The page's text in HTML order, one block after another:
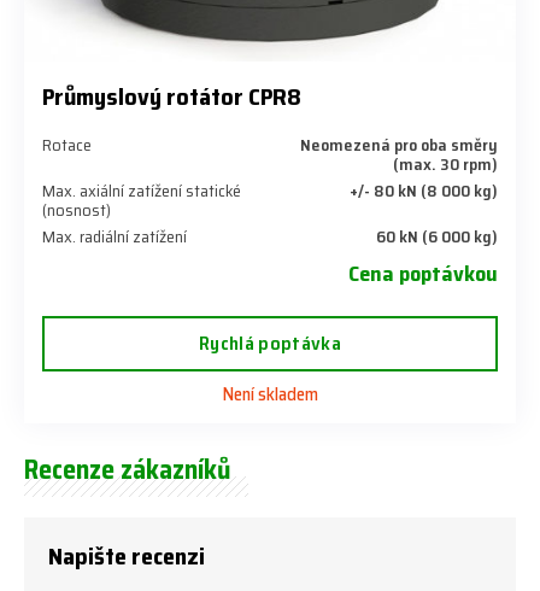
Průmyslový rotátor CPR8
Rotace Neomezená pro oba směry
(max. 30 rpm)
Max. axiální zatížení statické
(nosnost)
+/- 80 kN (8 000 kg)
Max. radiální zatížení
60 kN (6 000 kg)
Cena poptávkou
Rychlá poptávka
Není skladem
Recenze zákazníků
Napište recenzi